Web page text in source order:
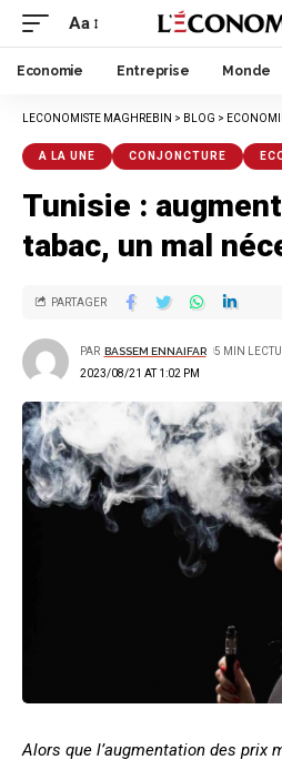
Aa
Economie Entreprise Monde
LECONOMISTE MAGHREBIN > BLOG >
A LA UNE CONJONCTURE
Tunisie :
tabac, un mal
2023/08/21 AT 1:02 PM
PAR BASSEM ENNAIFAR 5 MIN
PARTAGER
Alors que l’augmentation des prix